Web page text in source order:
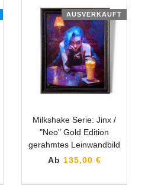
AUSVERKAUFT
Milkshake Serie: Jinx /
"Neo" Gold Edition
gerahmtes Leinwandbild
Ab 135,00 €